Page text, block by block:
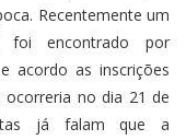
Recentemente um
foi encontrado por
acordo as inscrições
no dia 21 de
já falam que a